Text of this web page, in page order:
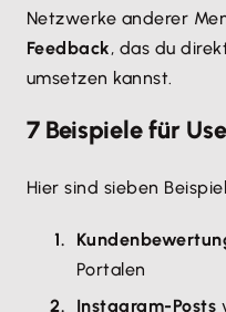
Netzwerke anderer
Feedback, das du
umsetzen kannst.
7 Beispiele für
Hier sind sieben
Portalen
Instagram-Posts